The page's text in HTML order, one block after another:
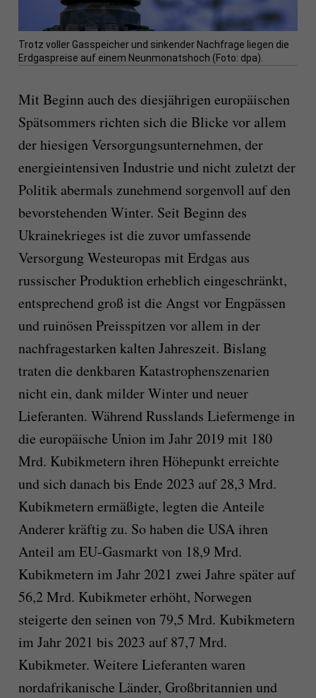
Trotz voller Gasspeicher und sinkender Nachfrage liegen die
Erdgaspreise auf einem Neunmonatshoch (Foto: dpa).
Mit Beginn auch des diesjährigen europäischen
Spätsommers richten sich die Blicke vor allem
der hiesigen Versorgungsunternehmen, der
energieintensiven Industrie und nicht zuletzt der
Politik abermals zunehmend sorgenvoll auf den
bevorstehenden Winter. Seit Beginn des
Ukrainekrieges ist die zuvor umfassende
Versorgung Westeuropas mit Erdgas aus
russischer Produktion erheblich eingeschränkt,
entsprechend groß ist die Angst vor Engpässen
und ruinösen Preisspitzen vor allem in der
nachfragestarken kalten Jahreszeit. Bislang
traten die denkbaren Katastrophenszenarien
nicht ein, dank milder Winter und neuer
Lieferanten. Während Russlands Liefermenge in
die europäische Union im Jahr 2019 mit 180
Mrd. Kubikmetern ihren Höhepunkt erreichte
und sich danach bis Ende 2023 auf 28,3 Mrd.
Kubikmetern ermäßigte, legten die Anteile
Anderer kräftig zu. So haben die USA ihren
Anteil am EU-Gasmarkt von 18,9 Mrd.
Kubikmetern im Jahr 2021 zwei Jahre später auf
56,2 Mrd. Kubikmeter erhöht, Norwegen
steigerte den seinen von 79,5 Mrd. Kubikmetern
im Jahr 2021 bis 2023 auf 87,7 Mrd.
Kubikmeter. Weitere Lieferanten waren
nordafrikanische Länder, Großbritannien und